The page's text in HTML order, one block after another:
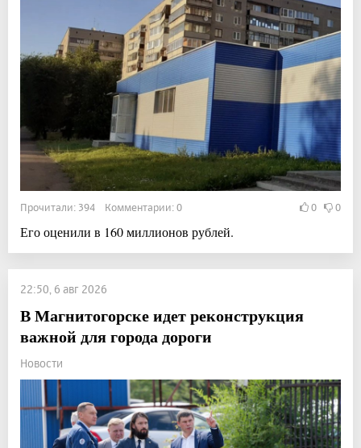
Прочитали: 394 Комментарии: 0 0 0
Его оценили в 160 миллионов рублей.
22:50, 6 авг 2026
В Магнитогорске идет реконструкция
важной для города дороги
Новости